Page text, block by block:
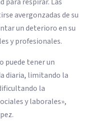
avergonzadas de su
un deterioro en su
y profesionales.
puede tener un
diaria, limitando la
la
y laborales»,